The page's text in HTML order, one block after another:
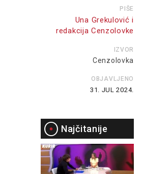
PIŠE
Una Grekulović i
redakcija Cenzolovke
IZVOR
Cenzolovka
OBJAVLJENO
31. JUL 2024.
Najčitanije